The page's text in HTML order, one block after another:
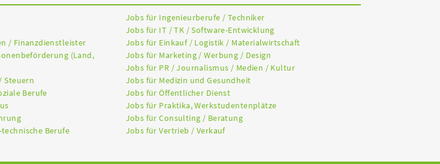
/ Finanzdienstleister
(Land,
Steuern
Berufe
Berufe
Jobs für Ingenieurberufe / Techniker
Jobs für IT / TK / Software-Entwicklung
Jobs für Einkauf / Logistik / Materialwirtschaft
Jobs für Marketing / Werbung / Design
Jobs für PR / Journalismus / Medien / Kultur
Jobs für Medizin und Gesundheit
Jobs für Öffentlicher Dienst
Jobs für Praktika, Werkstudentenplätze
Jobs für Consulting / Beratung
Jobs für Vertrieb / Verkauf